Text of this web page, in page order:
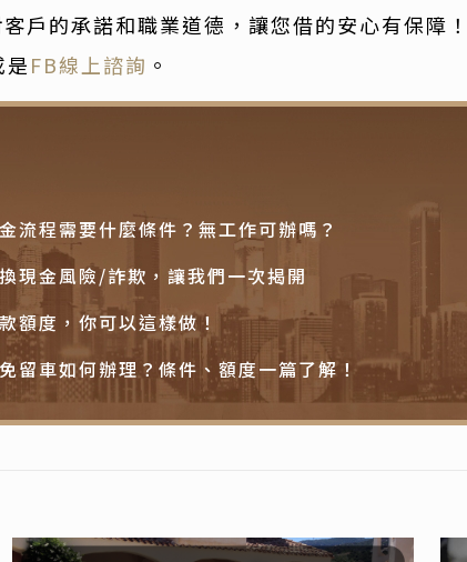
戶的承諾和職業道德，讓您借的安心有保障！
是FB線上諮詢 。
流程需要什麼條件？無工作可辦嗎？
現金風險/詐欺，讓我們一次揭開
額度，你可以這樣做！
留車如何辦理？條件、額度一篇了解！